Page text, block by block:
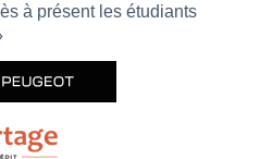
à présent les étudiants